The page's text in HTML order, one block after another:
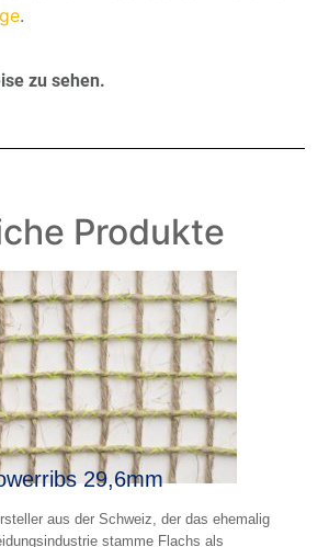
.
zu sehen.
Produkte
29,6mm
aus der Schweiz, der das ehemalig
stamme Flachs als